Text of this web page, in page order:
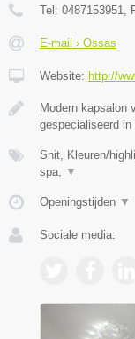
Tel: 0487153951 ,
E-mail › Ossas
Website: http://
Modern kapsalon
gespecialiseerd in
Snit, Kleuren/
spa,
▼
Openingstijden ▼
Sociale media: